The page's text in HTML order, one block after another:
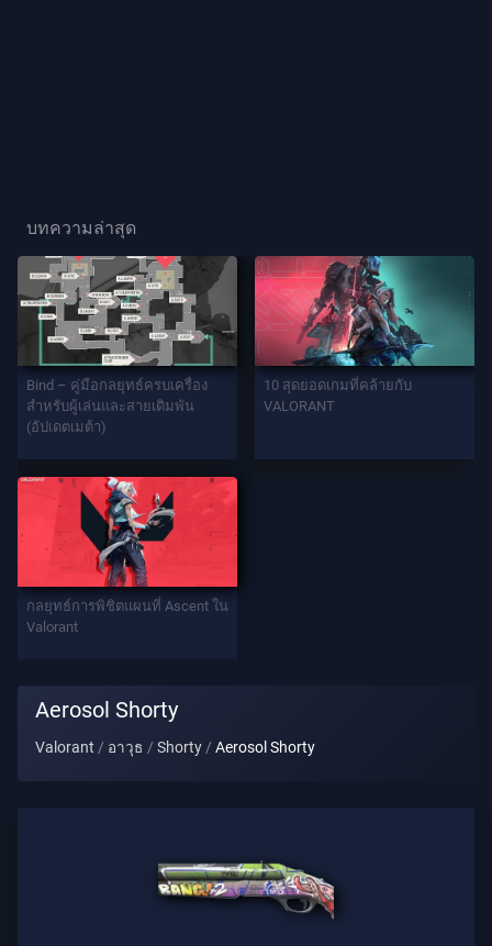
เล่น
เกม
นท์
อาวุธ
เทิล
พาส
สัญญา
บทความล่าสุด
Bind – คู่มือกลยุทธ์ครบเครื่อง
สำหรับผู้เล่นและสายเดิมพัน
(อัปเดตเมต้า)
10 สุดยอดเกมที่คล้ายกับ
VALORANT
กลยุทธ์การพิชิตแผนที่ Ascent ใน
Valorant
Aerosol Shorty
Valorant อาวุธ Shorty Aerosol Shorty